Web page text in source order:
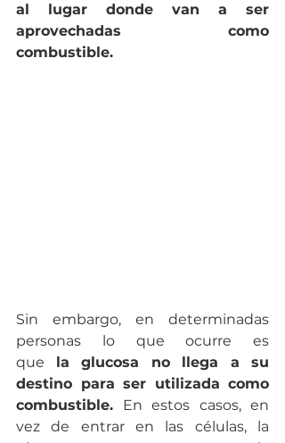
al lugar donde van a ser
aprovechadas como
combustible.
Sin embargo, en determinadas
personas lo que ocurre es
que
la glucosa no llega a su
destino para ser utilizada como
combustible. En estos casos, en
vez de entrar en las células, la